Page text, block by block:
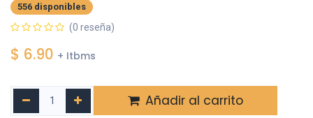
556 disponibles
(0 reseña)
$ 6.90 + Itbms
Añadir al carrito